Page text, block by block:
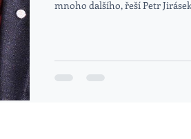
mnoho dalšího, řeší Petr